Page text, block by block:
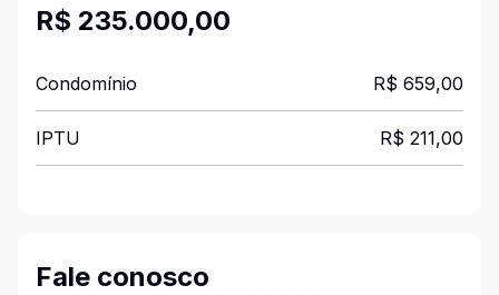
R$ 235.000,00
Condomínio R$ 659,00
IPTU R$ 211,00
Fale conosco